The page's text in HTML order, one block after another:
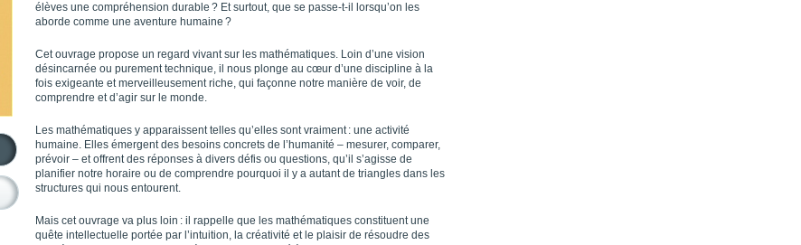
élèves une compréhension durable ? Et surtout, que se passe-t-il lorsqu’on les
aborde comme une aventure humaine ?
Cet ouvrage propose un regard vivant sur les mathématiques. Loin d’une vision
désincarnée ou purement technique, il nous plonge au cœur d’une discipline à la
fois exigeante et merveilleusement riche, qui façonne notre manière de voir, de
comprendre et d’agir sur le monde.
Les mathématiques y apparaissent telles qu’elles sont vraiment : une activité
humaine. Elles émergent des besoins concrets de l’humanité – mesurer, comparer,
prévoir – et offrent des réponses à divers défis ou questions, qu’il s’agisse de
planifier notre horaire ou de comprendre pourquoi il y a autant de triangles dans les
structures qui nous entourent.
Mais cet ouvrage va plus loin : il rappelle que les mathématiques constituent une
quête intellectuelle portée par l’intuition, la créativité et le plaisir de résoudre des